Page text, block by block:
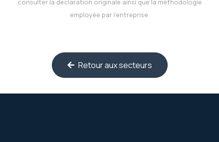
consulter la déclaration originale ainsi que la méthodologie
employée par l’entreprise.
Retour aux secteurs